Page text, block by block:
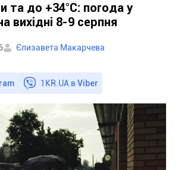
та до +34°С: погода у
вихідні 8-9 серпня
Єлизавета Макарчева
1KR.UA вViber